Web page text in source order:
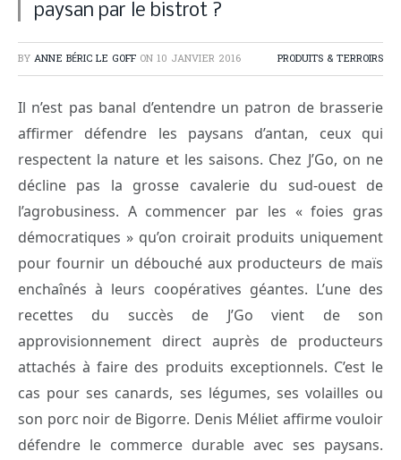
paysan par le bistrot ?
BY ANNE BÉRIC LE GOFF ON 10 JANVIER 2016 PRODUITS & TERROIRS
Il n’est pas banal d’entendre un patron de brasserie
affirmer défendre les paysans d’antan, ceux qui
respectent la nature et les saisons. Chez J’Go, on ne
décline pas la grosse cavalerie du sud-ouest de
l’agrobusiness. A commencer par les « foies gras
démocratiques » qu’on croirait produits uniquement
pour fournir un débouché aux producteurs de maïs
enchaînés à leurs coopératives géantes. L’une des
recettes du succès de J’Go vient de son
approvisionnement direct auprès de producteurs
attachés à faire des produits exceptionnels. C’est le
cas pour ses canards, ses légumes, ses volailles ou
son porc noir de Bigorre. Denis Méliet affirme vouloir
défendre le commerce durable avec ses paysans.